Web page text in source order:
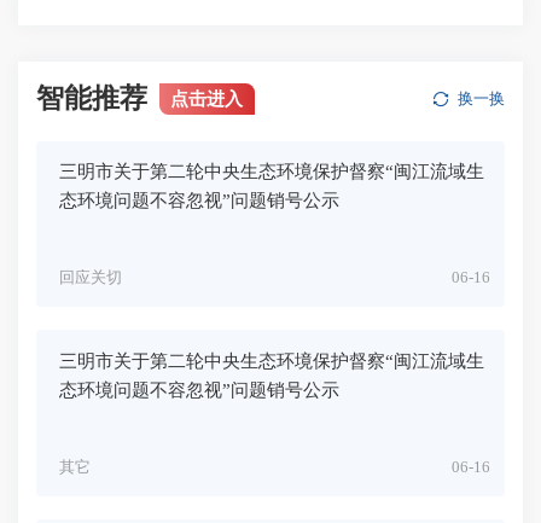
智能推荐 点击进入 换一换
三明市关于第二轮中央生态环境保护督察“闽江流域生
态环境问题不容忽视”问题销号公示
06-16
回应关切
三明市关于第二轮中央生态环境保护督察“闽江流域生
态环境问题不容忽视”问题销号公示
06-16
其它